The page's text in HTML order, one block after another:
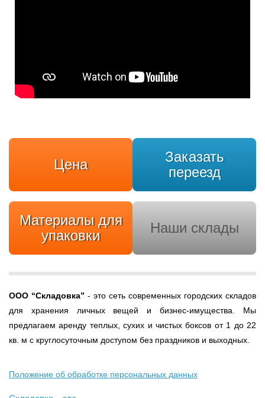
Цена
Заказать
переезд
Материалы для
упаковки
Наши склады
ООО “Складовка” - это сеть современных городских складов
для хранения личных вещей и бизнес-имущества. Мы
предлагаем аренду теплых, сухих и чистых боксов от 1 до 22
кв. м с круглосуточным доступом без праздников и выходных.
Положение об обработке персональных данных